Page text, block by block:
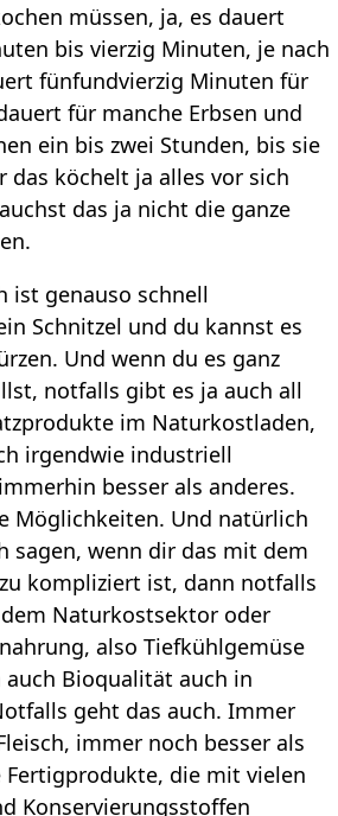
müssen, ja, es dauert
bis vierzig Minuten, je nach
fünfundvierzig Minuten für
für manche Erbsen und
ein bis zwei Stunden, bis sie
das köchelt ja alles vor sich
das ja nicht die ganze
ist genauso schnell
Schnitzel und du kannst es
Und wenn du es ganz
notfalls gibt es ja auch all
im Naturkostladen,
irgendwie industriell
besser als anderes.
Möglichkeiten. Und natürlich
sagen, wenn dir das mit dem
kompliziert ist, dann notfalls
Naturkostsektor oder
also Tiefkühlgemüse
Bioqualität auch in
geht das auch. Immer
immer noch besser als
Fertigprodukte, die mit vielen
Konservierungsstoffen